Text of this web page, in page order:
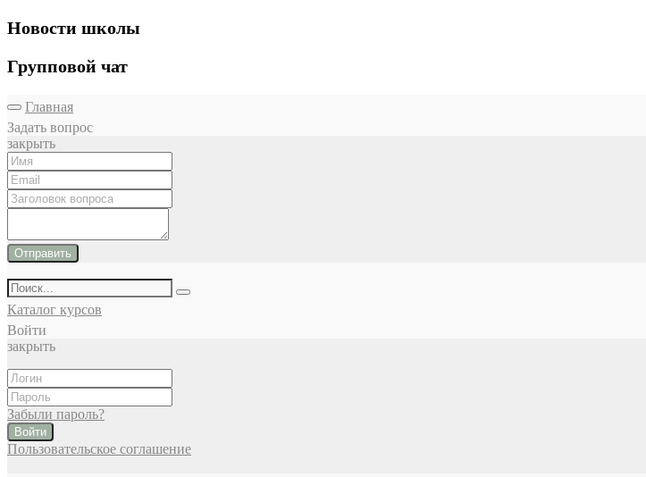
Новости школы
Групповой чат
Главная
Задать вопрос
закрыть
Отправить
Каталог курсов
Войти
закрыть
Забыли пароль?
Войти
Пользовательское соглашение